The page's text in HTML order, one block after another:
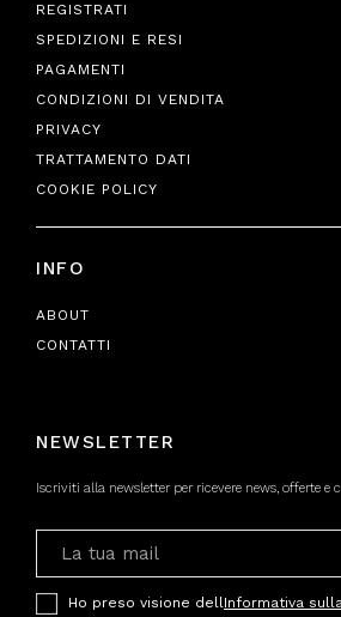
REGISTRATI
SPEDIZIONI E RESI
PAGAMENTI
CONDIZIONI DI VENDITA
PRIVACY
TRATTAMENTO DATI
COOKIE POLICY
INFO
ABOUT
CONTATTI
NEWSLETTER
Iscriviti alla newsletter per ricevere news, offerte e
Ho preso visione dell Informativa